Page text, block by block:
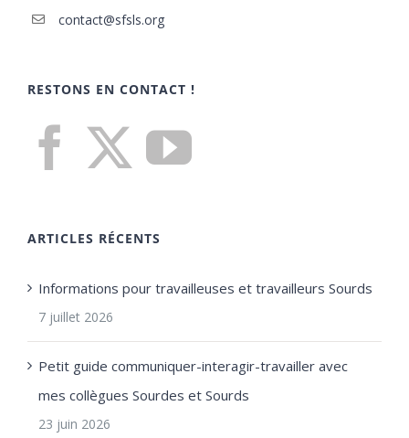
contact@sfsls.org
RESTONS EN CONTACT !
ARTICLES RÉCENTS
Informations pour travailleuses et travailleurs Sourds
7 juillet 2026
Petit guide communiquer-interagir-travailler avec
mes collègues Sourdes et Sourds
23 juin 2026